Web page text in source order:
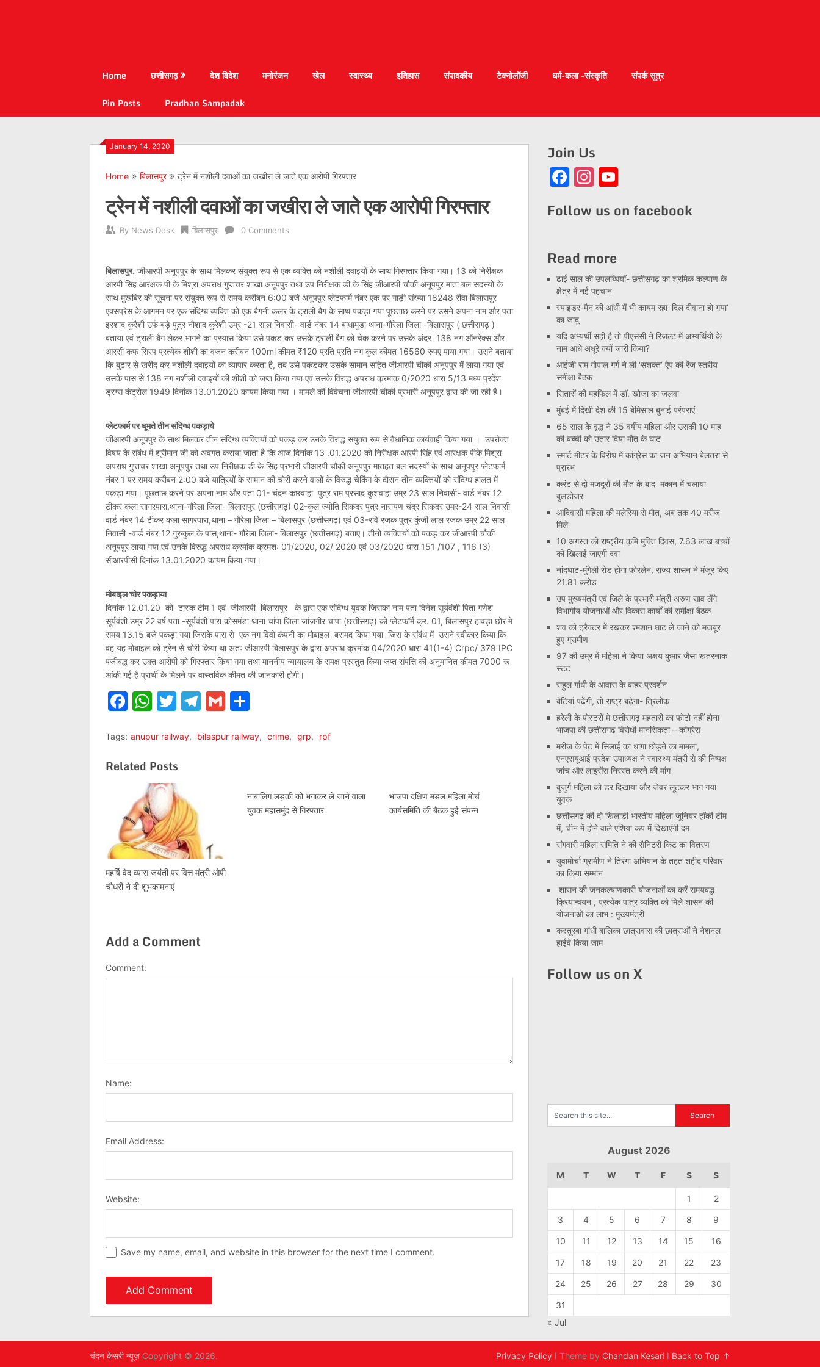
Home छत्तीसगढ़ देश विदेश मनोरंजन खेल स्वास्थ्य इतिहास संपादकीय टेक्नोलॉजी धर्म-कला -संस्कृति
संपर्क सूत्र
Pin Posts
Pradhan Sampadak
January 14, 2020
Home बिलासपुर ट्रेन में नशीली दवाओं का जखीरा ले जाते एक आरोपी गिरफ्तार
ट्रेन में नशीली दवाओं का जखीरा ले जाते एक आरोपी गिरफ्तार
By News Desk बिलासपुर 0 Comments
बिलासपुर. जीआरपी अनूपपुर के साथ मिलकर संयुक्त रूप से एक व्यक्ति को नशीली दवाइयों के साथ गिरफ्तार किया गया। 13 को निरीक्षक
आरपी सिंह आरक्षक पी के मिश्रा अपराध गुप्तचर शाखा अनूपपुर तथा उप निरीक्षक डी के सिंह जीआरपी चौकी अनूपपुर माता बल सदस्यों के
साथ मुखबिर की सूचना पर संयुक्त रूप से समय करीबन 6:00 बजे अनूपपुर प्लेटफार्म नंबर एक पर गाड़ी संख्या 18248 रीवा बिलासपुर
एक्सप्रेस के आगमन पर एक संदिग्ध व्यक्ति को एक बैगनी कलर के ट्राली बैग के साथ पकड़ा गया पूछताछ करने पर उसने अपना नाम और पता
इरशाद कुरैशी उर्फ बड़े पुत्र नौशाद कुरेशी उम्र -21 साल निवासी- वार्ड नंबर 14 बाधामुडा थाना-गौरेला जिला -बिलासपुर ( छत्तीसगढ़ )
बताया एवं ट्राली बैग लेकर भागने का प्रयास किया उसे पकड़ कर उसके ट्राली बैग को चेक करने पर उसके अंदर 138 नग ऑनरेक्स और
आरसी कफ सिरप प्रत्येक शीशी का वजन करीबन 100ml कीमत ₹120 प्रति प्रति नग कुल कीमत 16560 रुपए पाया गया। उसने बताया
कि बुढार से खरीद कर नशीली दवाइयों का व्यापार करता है, तब उसे पकड़कर उसके सामान सहित जीआरपी चौकी अनूपपुर में लाया गया एवं
उसके पास से 138 नग नशीली दवाइयों की शीशी को जप्त किया गया एवं उसके विरुद्ध अपराध क्रमांक 0/2020 धारा 5/13 मध्य प्रदेश
ड्रग्स कंट्रोल 1949 दिनांक 13.01.2020 कायम किया गया । मामले की विवेचना जीआरपी चौकी प्रभारी अनूपपुर द्वारा की जा रही है।
प्लेटफार्म पर घूमते तीन संदिग्ध पकड़ाये
जीआरपी अनूपपुर के साथ मिलकर तीन संदिग्ध व्यक्तियों को पकड़ कर उनके विरुद्ध संयुक्त रूप से वैधानिक कार्यवाही किया गया । उपरोक्त
विषय के संबंध में श्रीमान जी को अवगत कराया जाता है कि आज दिनांक 13 .01.2020 को निरीक्षक आरपी सिंह एवं आरक्षक पीके मिश्रा
अपराध गुप्तचर शाखा अनूपपुर तथा उप निरीक्षक डी के सिंह प्रभारी जीआरपी चौकी अनूपपुर मातहत बल सदस्यों के साथ अनूपपुर प्लेटफार्म
नंबर 1 पर समय करीबन 2:00 बजे यात्रियों के सामान की चोरी करने वालों के विरुद्ध चेकिंग के दौरान तीन व्यक्तियों को संदिग्ध हालत में
पकड़ा गया। पूछताछ करने पर अपना नाम और पता 01- चंदन कछवाहा पुत्र राम प्रसाद कुशवाहा उम्र 23 साल निवासी- वार्ड नंबर 12
टीकर कला सागरपारा,थाना-गौरेला जिला- बिलासपुर (छत्तीसगढ़) 02-कुल ज्योति सिकदर पुत्र नारायण चंद्र सिकदर उम्र-24 साल निवासी
वार्ड नंबर 14 टीकर कला सागरपारा,थाना – गौरेला जिला – बिलासपुर (छत्तीसगढ़) एवं 03-रवि रजक पुत्र कुंजी लाल रजक उम्र 22 साल
निवासी -वार्ड नंबर 12 गुरुकुल के पास,थाना- गौरेला जिला- बिलासपुर (छत्तीसगढ़) बताए। तीनों व्यक्तियों को पकड़ कर जीआरपी चौकी
अनूपपुर लाया गया एवं उनके विरुद्ध अपराध क्रमांक क्रमशः 01/2020, 02/ 2020 एवं 03/2020 धारा 151 /107 , 116 (3)
सीआरपीसी दिनांक 13.01.2020 कायम किया गया।
मोबाइल चोर पकड़ाया
दिनांक 12.01.20 को टास्क टीम 1 एवं जीआरपी बिलासपुर के द्वारा एक संदिग्ध युवक जिसका नाम पता दिनेश सूर्यवंशी पिता गणेश
सूर्यवंशी उम्र 22 वर्ष पता -सूर्यवंशी पारा कोसमंडा थाना चांपा जिला जांजगीर चांपा (छत्तीसगढ़) को प्लेटफॉर्म क्र. 01, बिलासपुर हावड़ा छोर मे
समय 13.15 बजे पकड़ा गया जिसके पास से एक नग विवो कंपनी का मोबाइल बरामद किया गया जिस के संबंध में उसने स्वीकार किया कि
वह यह मोबाइल को ट्रेन से चोरी किया था अतः जीआरपी बिलासपुर के द्वारा अपराध क्रमांक 04/2020 धारा 41(1-4) Crpc/ 379 IPC
पंजीबद्ध कर उक्त आरोपी को गिरफ्तार किया गया तथा माननीय न्यायालय के समक्ष प्रस्तुत किया जप्त संपत्ति की अनुमानित कीमत 7000 रू
आंकी गई है प्रार्थी के मिलने पर वास्तविक कीमत की जानकारी होगी।
Facebook
WhatsApp
Twitter
Telegram
Gmail
Tags: anupur railway, bilaspur railway, crime, grp, rpf
Related Posts
महर्षि वेद व्यास जयंती पर वित्त मंत्री ओपी
चौधरी ने दी शुभकामनाएं
नाबालिग लड़की को भगाकर ले जाने वाला
युवक महासमुंद से गिरफ्तार
भाजपा दक्षिण मंडल महिला मोर्च
कार्यसमिति की बैठक हुई संपन्न
Add a Comment
Comment:
Name:
Email Address:
Website:
Save my name, email, and website in this browser for the next time I comment.
Join Us
Facebook
Instagram
Follow us on facebook
Read more
ढाई साल की उपलब्धियाँ- छत्तीसगढ़ का श्रमिक कल्याण के
क्षेत्र में नई पहचान
स्पाइडर-मैन की आंधी में भी कायम रहा ‘दिल दीवाना हो गया’
का जादू
यदि अभ्यर्थी सही है तो पीएससी ने रिजल्ट में अभ्यर्थियों के
नाम आधे अधूरे क्यों जारी किया?
आईजी राम गोपाल गर्ग ने ली ‘सशक्त’ ऐप की रेंज स्तरीय
समीक्षा बैठक
सितारों की महफिल में डॉ. खोजा का जलवा
मुंबई में दिखी देश की 15 बेमिसाल बुनाई परंपराएं
65 साल के वृद्ध ने 35 वर्षीय महिला और उसकी 10 माह
की बच्ची को उतार दिया मौत के घाट
स्मार्ट मीटर के विरोध में कांग्रेस का जन अभियान बेलतरा से
प्रारंभ
करंट से दो मजदूरों की मौत के बाद मकान में चलाया
बुलडोजर
आदिवासी महिला की मलेरिया से मौत, अब तक 40 मरीज
मिले
10 अगस्त को राष्ट्रीय कृमि मुक्ति दिवस, 7.63 लाख बच्चों
को खिलाई जाएगी दवा
नांदघाट-मुंगेली रोड होगा फोरलेन, राज्य शासन ने मंजूर किए
21.81 करोड़
उप मुख्यमंत्री एवं जिले के प्रभारी मंत्री अरुण साव लेंगे
विभागीय योजनाओं और विकास कार्यों की समीक्षा बैठक
शव को ट्रैक्टर में रखकर श्मशान घाट ले जाने को मजबूर
हुए ग्रामीण
97 की उम्र में महिला ने किया अक्षय कुमार जैसा खतरनाक
स्टंट
राहुल गांधी के आवास के बाहर प्रदर्शन
बेटियां पढ़ेंगी, तो राष्ट्र बढ़ेगा- त्रिलोक
हरेली के पोस्टरों मे छत्तीसगढ़ महतारी का फोटो नहीं होना
भाजपा की छत्तीसगढ़ विरोधी मानसिकता – कांग्रेस
मरीज के पेट में सिलाई का धागा छोड़ने का मामला,
एनएसयूआई प्रदेश उपाध्यक्ष ने स्वास्थ्य मंत्री से की निष्पक्ष
जांच और लाइसेंस निरस्त करने की मांग
बुजुर्ग महिला को डर दिखाया और जेवर लूटकर भाग गया
युवक
छत्तीसगढ़ की दो खिलाड़ी भारतीय महिला जूनियर हॉकी टीम
में, चीन में होने वाले एशिया कप में दिखाएंगी दम
संगवारी महिला समिति ने की सैनिटरी किट का वितरण
युवामोर्चा ग्रामीण ने तिरंगा अभियान के तहत शहीद परिवार
का किया सम्मान
शासन की जनकल्याणकारी योजनाओं का करें समयबद्ध
क्रियान्वयन , प्रत्येक पात्र व्यक्ति को मिले शासन की
योजनाओं का लाभ : मुख्यमंत्री
कस्तूरबा गांधी बालिका छात्रावास की छात्राओं ने नेशनल
हाईवे किया जाम
Follow us on X
August 2026
M T W T F S S
1 2
3 4 5 6 7 8 9
10 11 12 13 14 15 16
17 18 19 20 21 22 23
24 25 26 27 28 29 30
31
« Jul
चंदन केसरी न्यूज़ Copyright © 2026. Privacy Policy I Theme by Chandan Kesari I Back to Top ↑